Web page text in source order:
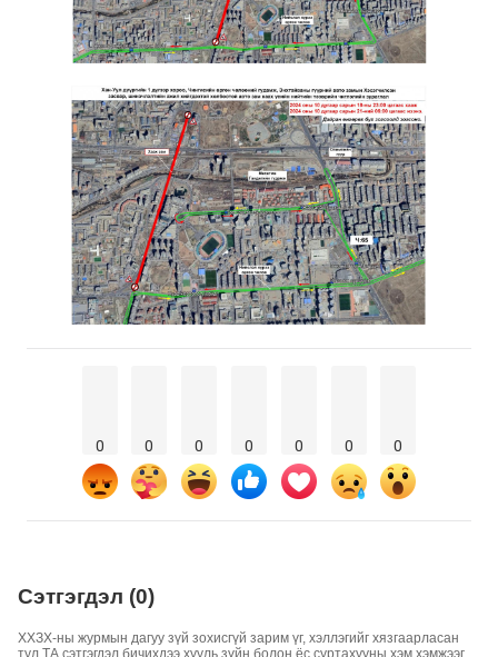
0 0 0 0 0 0 0
Сэтгэгдэл (0)
ХХЗХ-ны журмын дагуу зүй зохисгүй зарим үг, хэллэгийг хязгаарласан
тул ТА сэтгэгдэл бичихдээ хууль зүйн болон ёс суртахууны хэм хэмжээг